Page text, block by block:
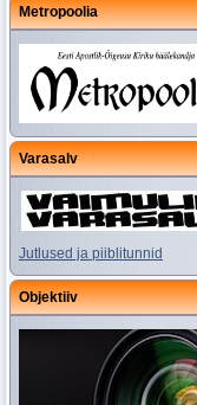
Metropoolia
Varasalv
Jutlused ja piiblitunnid
Objektiiv